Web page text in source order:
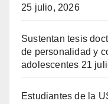
25 julio, 2026
Sustentan tesis
de personalidad y
adolescentes 21
Estudiantes de la